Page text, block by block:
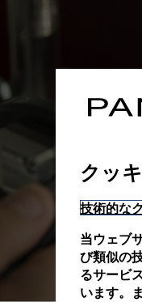
クッ
技術的な
当ウェブ
び類似の
るサービ
います。